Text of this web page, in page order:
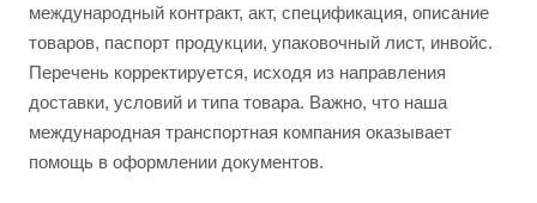
международный контракт, акт, спецификация, описание
товаров, паспорт продукции, упаковочный лист, инвойс.
Перечень корректируется, исходя из направления
доставки, условий и типа товара. Важно, что наша
международная транспортная компания оказывает
помощь в оформлении документов.